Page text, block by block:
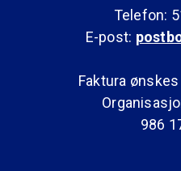
Telefon:
E-post:
Faktura
986